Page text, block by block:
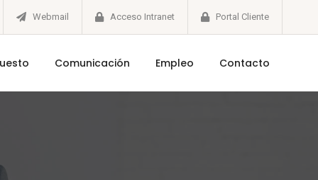
Webmail Acceso Intranet Portal Cliente
Comunicación Empleo Contacto